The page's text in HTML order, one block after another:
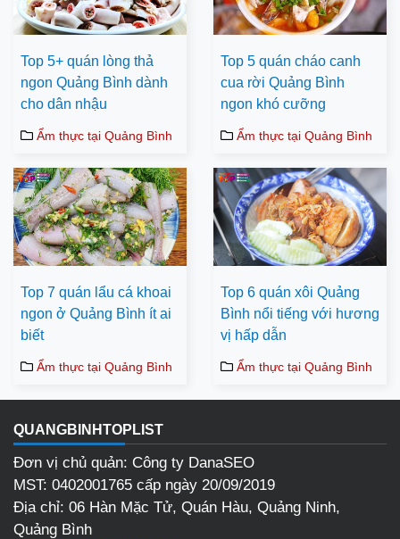
Top 5+ quán lòng thả
ngon Quảng Bình dành
cho dân nhậu
Ẩm thực tại Quảng Bình
Top 5 quán cháo canh
cua rời Quảng Bình
ngon khó cưỡng
Ẩm thực tại Quảng Bình
Top 7 quán lẩu cá khoai
ngon ở Quảng Bình ít ai
biết
Ẩm thực tại Quảng Bình
Top 6 quán xôi Quảng
Bình nổi tiếng với hương
vị hấp dẫn
Ẩm thực tại Quảng Bình
QUANGBINHTOPLIST
Đơn vị chủ quản: Công ty DanaSEO
MST: 0402001765 cấp ngày 20/09/2019
Địa chỉ: 06 Hàn Mặc Tử, Quán Hàu, Quảng Ninh,
Quảng Bình